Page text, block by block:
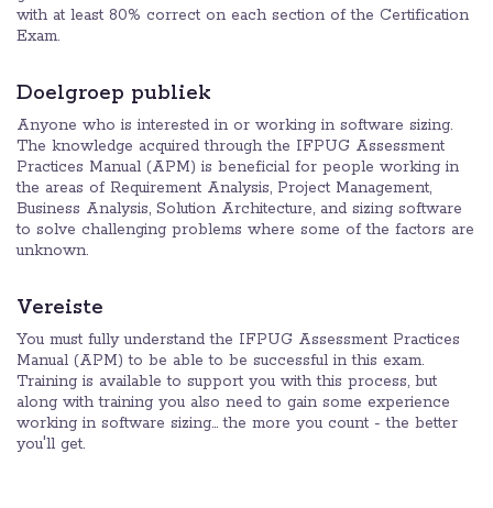
with at least 80% correct on each section of the Certification
Exam.
Doelgroep publiek
Anyone who is interested in or working in software sizing.
The knowledge acquired through the IFPUG Assessment
Practices Manual (APM) is beneficial for people working in
the areas of Requirement Analysis, Project Management,
Business Analysis, Solution Architecture, and sizing software
to solve challenging problems where some of the factors are
unknown.
Vereiste
You must fully understand the IFPUG Assessment Practices
Manual (APM) to be able to be successful in this exam.
Training is available to support you with this process, but
along with training you also need to gain some experience
working in software sizing... the more you count - the better
you'll get.